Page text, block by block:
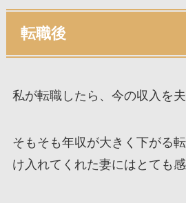
転職後
私が転職したら、今の収入を夫
そもそも年収が大きく下がる
け入れてくれた妻にはとても感